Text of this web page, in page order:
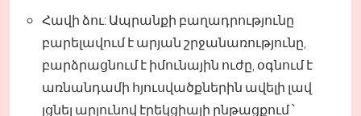
Հավի ձու: Ապրանքի բաղադրությունը
բարելավում է արյան շրջանառությունը,
բարձրացնում է իմունային ուժը, օգնում է
առնանդամի հյուսվածքներին ավելի լավ
լցնել արյունով էրեկցիայի ընթացքում ՝